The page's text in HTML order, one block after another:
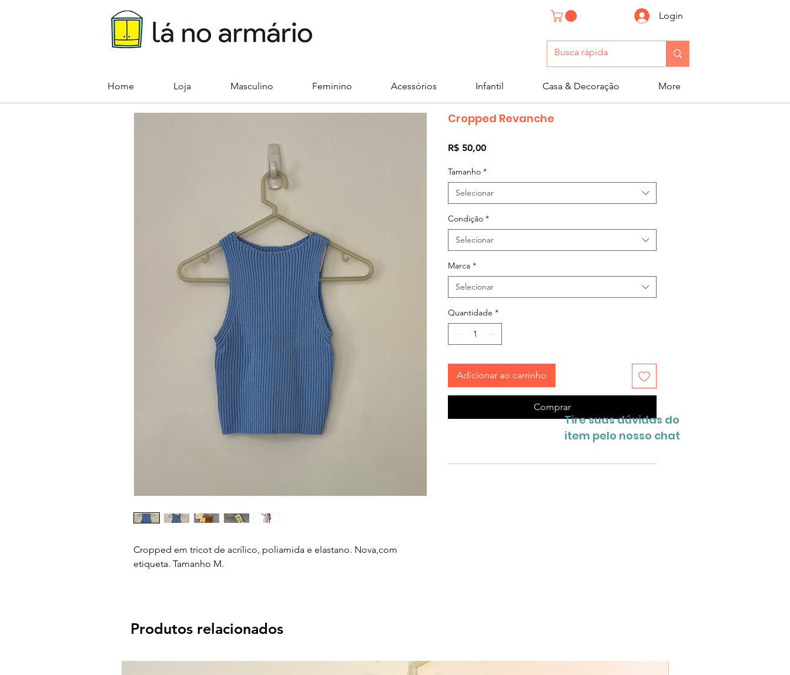
Login
Home Loja Masculino Feminino Acessórios Infantil Casa & Decoração More
Cropped em tricot de acrílico, poliamida e elastano. Nova,com
etiqueta. Tamanho M.
Cropped Revanche
R$ 50,00Preço
Tamanho *
Selecionar
Condição *
Selecionar
Marca *
Selecionar
Quantidade *
Adicionar ao carrinho
Comprar
Tire suas dúvidas do
item pelo nosso chat
Produtos relacionados